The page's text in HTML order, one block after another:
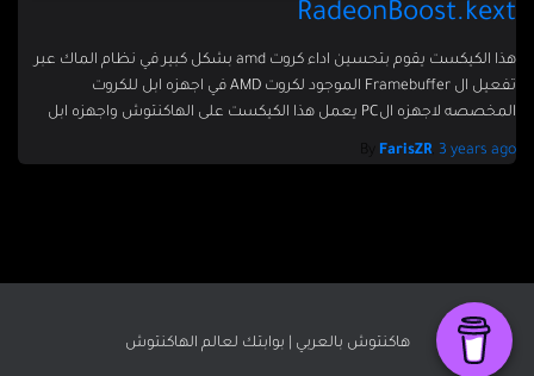
RadeonBoost.kext
هذا الكيكست يقوم بتحسين اداء كروت amd بشكل كبير في نظام الماك عبر
تفعيل ال Framebuffer الموجود لكروت AMD في اجهزه ابل للكروت
المخصصه لاجهزه الPC يعمل هذا الكيكست على الهاكنتوش واجهزه ابل
FarisZR, 3 years ago
هاكنتوش بالعربي | بوابتك لعالم الهاكنتوش